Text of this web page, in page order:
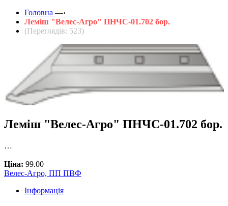
Головна —›
Леміш "Велес-Агро" ПНЧС-01.702 бор.
(Переглядів: 523)
Леміш "Велес-Агро" ПНЧС-01.702 бор.
…
Ціна: 99.00
Велес-Агро, ПП ПВФ
Інформація